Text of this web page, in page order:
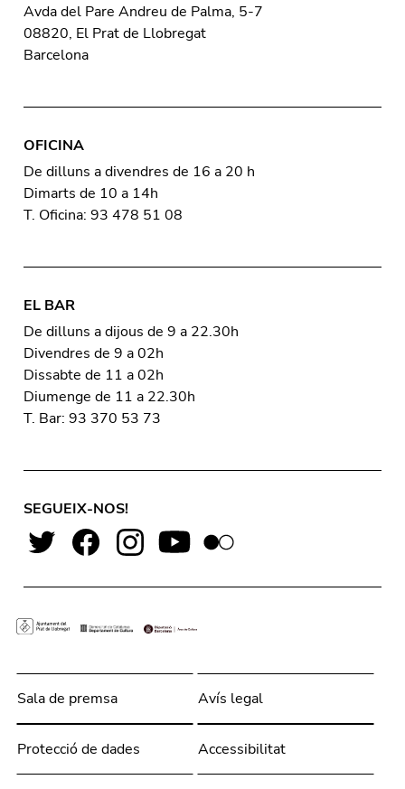
Avda del Pare Andreu de Palma, 5-7
08820, El Prat de Llobregat
Barcelona
OFICINA
De dilluns a divendres de 16 a 20 h
Dimarts de 10 a 14h
T. Oficina: 93 478 51 08
EL BAR
De dilluns a dijous de 9 a 22.30h
Divendres de 9 a 02h
Dissabte de 11 a 02h
Diumenge de 11 a 22.30h
T. Bar: 93 370 53 73
SEGUEIX-NOS!
Sala de premsa Avís legal
Protecció de dades Accessibilitat